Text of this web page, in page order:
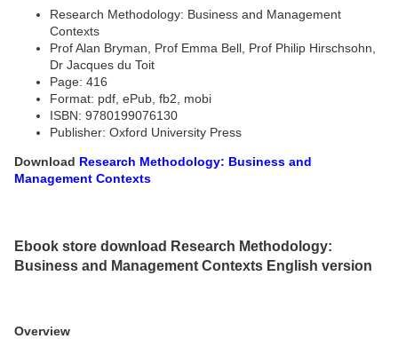
Research Methodology: Business and Management
Contexts
Prof Alan Bryman, Prof Emma Bell, Prof Philip Hirschsohn,
Dr Jacques du Toit
Page: 416
Format: pdf, ePub, fb2, mobi
ISBN: 9780199076130
Publisher: Oxford University Press
Download Research Methodology: Business and
Management Contexts
Ebook store download Research Methodology:
Business and Management Contexts English version
Overview